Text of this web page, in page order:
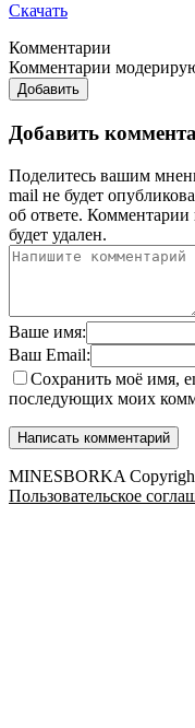
Скачать
Комментарии
Комментарии
Добавить
Добавить
Поделитесь вашим
mail не будет
об ответе. Комментарии
будет удален.
Ваше имя:
Ваш Email:
Сохранить моё имя,
последующих моих
MINESBORKA
Пользовательское